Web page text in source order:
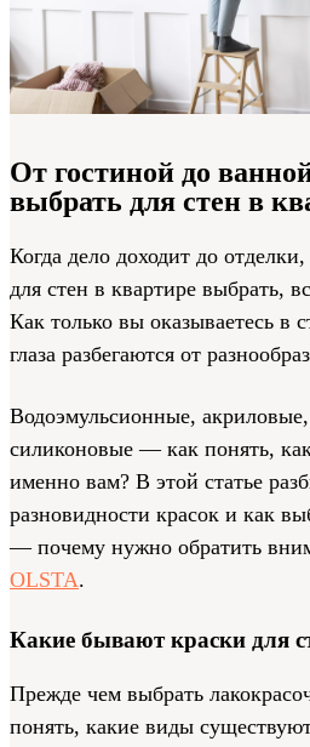
От гостиной до
выбрать для стен в
Когда дело доходит до
для стен в квартире выбрать,
Как только вы оказываетесь в
глаза разбегаются от
Водоэмульсионные,
силиконовые — как понять,
именно вам? В этой статье
разновидности красок и как
— почему нужно обратить
OLSTA.
Какие бывают краски для
Прежде чем выбрать
понять, какие виды